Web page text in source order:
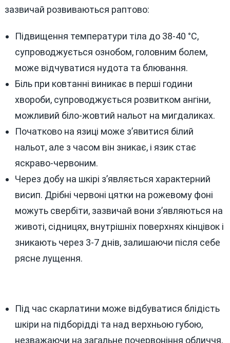
зазвичай розвиваються раптово:
Підвищення температури тіла до 38-40 °C,
супроводжується ознобом, головним болем,
може відчуватися нудота та блювання.
Біль при ковтанні виникає в перші години
хвороби, супроводжується розвитком ангіни,
можливий біло-жовтий нальот на мигдаликах.
Початково на язиці може з’явитися білий
нальот, але з часом він зникає, і язик стає
яскраво-червоним.
Через добу на шкірі з’являється характерний
висип. Дрібні червоні цятки на рожевому фоні
можуть свербіти, зазвичай вони з’являються на
животі, сідницях, внутрішніх поверхнях кінцівок і
зникають через 3-7 днів, залишаючи після себе
рясне лущення.
Під час скарлатини може відбуватися блідість
шкіри на підборідді та над верхньою губою,
незважаючи на загальне почервоніння обличчя.